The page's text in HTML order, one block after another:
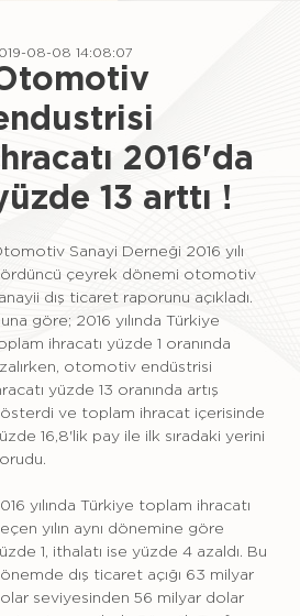
08-08 14:08:07
2016'da
13 arttı !
Sanayi Derneği 2016 yılı
çeyrek dönemi otomotiv
dış ticaret raporunu açıkladı.
göre; 2016 yılında Türkiye
ihracatı yüzde 1 oranında
otomotiv endüstrisi
yüzde 13 oranında artış
ve toplam ihracat içerisinde
16,8'lik pay ile ilk sıradaki yerini
yılında Türkiye toplam ihracatı
yılın aynı dönemine göre
1, ithalatı ise yüzde 4 azaldı. Bu
dış ticaret açığı 63 milyar
seviyesinden 56 milyar dolar